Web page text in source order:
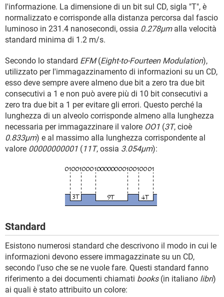
l'informazione. La dimensione di un bit sul CD, sigla "T", è
normalizzato e corrisponde alla distanza percorsa dal fascio
luminoso in 231.4 nanosecondi, ossia 0.278µmalla velocità
standard minima di 1.2 m/s.
Secondo lo standard EFM(Eight-to-Fourteen Modulation),
utilizzato per l'immagazzinamento di informazioni su un CD,
esso deve sempre avere almeno due bit a zero tra due bit
consecutivi a 1 e non può avere più di 10 bit consecutivi a
zero tra due bit a 1 per evitare gli errori. Questo perché la
lunghezza di un alveolo corrisponde almeno alla lunghezza
necessaria per immagazzinare il valore OO1 (3T, cioè
0.833µm) e al massimo alla lunghezza corrispondente al
valore 00000000001 (11T, ossia 3.054µm):
Standard
Esistono numerosi standard che descrivono il modo in cui le
informazioni devono essere immagazzinate su un CD,
secondo l'uso che se ne vuole fare. Questi standard fanno
riferimento a dei documenti chiamati books(in italiano libri)
ai quali è stato attribuito un colore: